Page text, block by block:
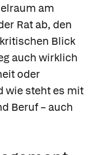
am
Rat ab, den
Blick
auch wirklich
oder
wie steht es mit
Beruf – auch